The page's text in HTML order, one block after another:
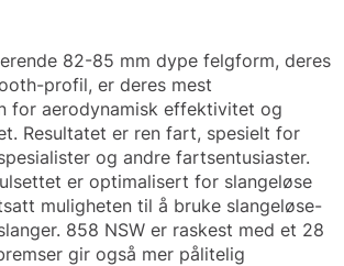
82-85 mm dype felgform, deres
profil, er deres mest
for aerodynamisk effektivitet og
Resultatet er ren fart, spesielt for
og andre fartsentusiaster.
er optimalisert for slangeløse
muligheten til å bruke slangeløse-
858 NSW er raskest med et 28
gir også mer pålitelig